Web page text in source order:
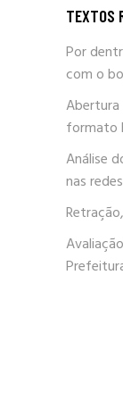
TEXTOS
Por
com o
formato
Análise
nas